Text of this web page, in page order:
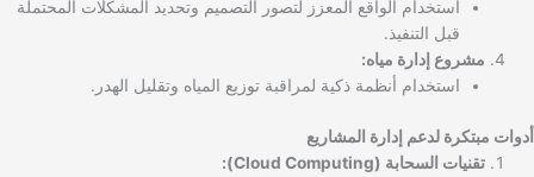
استخدام الواقع المعزز لتصور التصميم وتحديد المشكلات المحتملة
قبل التنفيذ.
مشروع إدارة مياه:
استخدام أنظمة ذكية لمراقبة توزيع المياه وتقليل الهدر.
أدوات مبتكرة لدعم إدارة المشاريع
تقنيات السحابة (Cloud Computing):